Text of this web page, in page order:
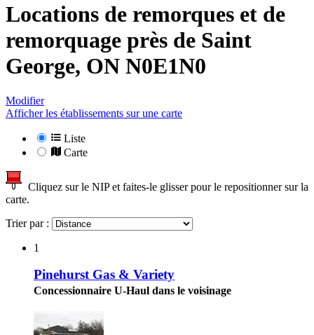
Locations de remorques et de
remorquage près de Saint
George, ON N0E1N0
Modifier
Afficher les établissements sur une carte
Liste
Carte
Cliquez sur le NIP et faites-le glisser pour le repositionner sur la
carte.
Trier par :
1
Pinehurst Gas & Variety
Concessionnaire U-Haul dans le voisinage